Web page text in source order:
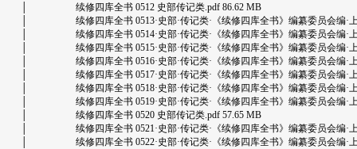
│ 续修四库全书 0512 史部传记类.pdf 86.62 MB
│ 续修四库全书 0513·史部·传记类·《续修四库全书》编纂委员会编·上
│ 续修四库全书 0514·史部·传记类·《续修四库全书》编纂委员会编·上
│ 续修四库全书 0515·史部·传记类·《续修四库全书》编纂委员会编·上
│ 续修四库全书 0516·史部·传记类·《续修四库全书》编纂委员会编·上
│ 续修四库全书 0517·史部·传记类·《续修四库全书》编纂委员会编·上
│ 续修四库全书 0518·史部·传记类·《续修四库全书》编纂委员会编·上
│ 续修四库全书 0519·史部·传记类·《续修四库全书》编纂委员会编·上
│ 续修四库全书 0520 史部传记类.pdf 57.65 MB
│ 续修四库全书 0521·史部·传记类·《续修四库全书》编纂委员会编·上
│ 续修四库全书 0522·史部·传记类·《续修四库全书》编纂委员会编·上